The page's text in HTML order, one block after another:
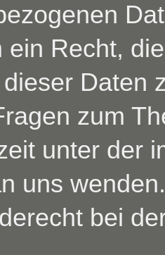
ein Recht,
Daten
zum
unter der
uns
bei